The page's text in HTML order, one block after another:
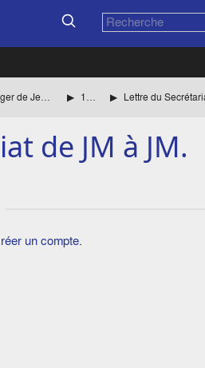
Déplacements et séjours à l’étranger de Jean Monnet 1968
de JM à JM.
un compte.